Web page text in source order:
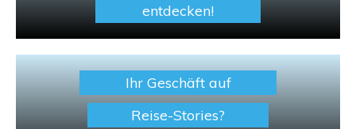
entdecken!
Ihr Geschäft auf
Reise-Stories?